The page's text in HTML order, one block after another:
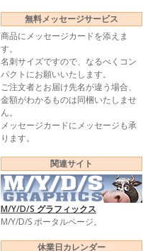
無料メッセージサービス
商品にメッセージカードを添えま
す。
名刺サイズですので、なるべくコン
パクトにお願いいたします。
ご注文者とお届け先名が違う場合、
金額がわかるものは同梱いたしませ
ん。
メッセージカードにメッセージも承
ります。
関連サイト
M/Y/D/S グラフィックス
M/Y/D/S ポータルページ。
休業日カレンダー